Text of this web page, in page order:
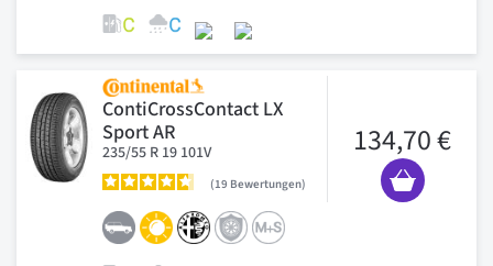
ContiCrossContact LX
Sport AR
235/55 R 19 101V
19 Bewertungen
134,70 €